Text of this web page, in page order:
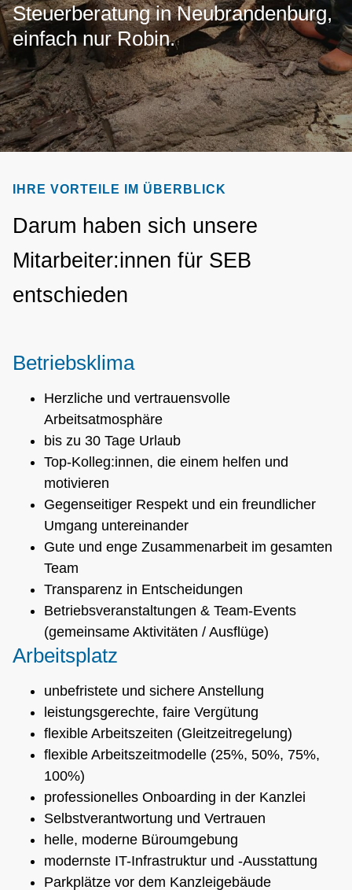
Steuerberatung in Neubrandenburg,
einfach nur Robin.
IHRE VORTEILE IM ÜBERBLICK
Darum haben sich unsere
Mitarbeiter:innen für SEB
entschieden
Betriebsklima
Herzliche und vertrauensvolle
Arbeitsatmosphäre
bis zu 30 Tage Urlaub
Top-Kolleg:innen, die einem helfen und
motivieren
Gegenseitiger Respekt und ein freundlicher
Umgang untereinander
Gute und enge Zusammenarbeit im gesamten
Team
Transparenz in Entscheidungen
Betriebsveranstaltungen & Team-Events
(gemeinsame Aktivitäten / Ausflüge)
Arbeitsplatz
unbefristete und sichere Anstellung
leistungsgerechte, faire Vergütung
flexible Arbeitszeiten (Gleitzeitregelung)
flexible Arbeitszeitmodelle (25%, 50%, 75%,
100%)
professionelles Onboarding in der Kanzlei
Selbstverantwortung und Vertrauen
helle, moderne Büroumgebung
modernste IT-Infrastruktur und -Ausstattung
Parkplätze vor dem Kanzleigebäude